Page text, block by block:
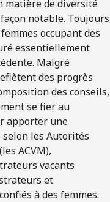
matière de diversité
notable. Toujours
occupant des
essentiellement
Malgré
des progrès
des conseils,
se fier au
apporter une
les Autorités
ACVM),
vacants
et
à des femmes.